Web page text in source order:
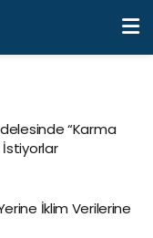
“Karma
İstiyorlar
İklim Verilerine